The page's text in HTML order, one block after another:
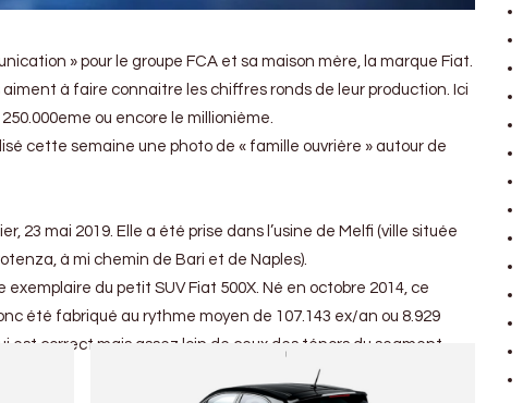
» pour le groupe FCA et sa maison mère, la marque Fiat.
à faire connaitre les chiffres ronds de leur production. Ici
ou encore le millionième.
cette semaine une photo de « famille ouvrière » autour de
23 mai 2019. Elle a été prise dans l’usine de Melfi (ville située
à mi chemin de Bari et de Naples).
du petit SUV Fiat 500X. Né en octobre 2014, ce
été fabriqué au rythme moyen de 107.143 ex/an ou 8.929
est correct mais assez loin de ceux des ténors du segment.